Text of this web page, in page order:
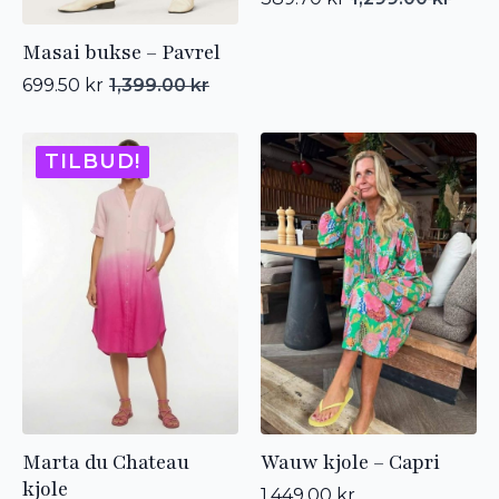
Masai bukse – Pavrel
1,399.00kr
Opprinnelig
1,399.00 kr.
699.50 kr
Nåværende
699.50 kr.
Opprinnelig
Nåværende
TILBUD!
Marta du Chateau
kjole
Wauw kjole – Capri